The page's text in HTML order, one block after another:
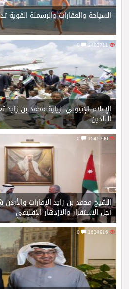
السياحة والعقارات والرسملة القوية
1482711
0
الإعلام الإثيوبي: زيارة محمد بن
البلدين
الشيخ محمد بن زايد الإمارات
أجل الاستقرار والازدهار الإقليمي